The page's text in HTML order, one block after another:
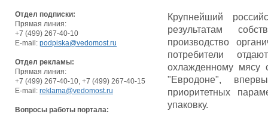
Отдел подписки:
Прямая линия:
+7 (499) 267-40-10
E-mail: podpiska@vedomost.ru
Отдел рекламы:
Прямая линия:
+7 (499) 267-40-10, +7 (499) 267-40-15
E-mail: reklama@vedomost.ru
Вопросы работы портала:
Крупнейший
результатам
производство
потребители
охлажденному мясу
"Евродоне",
приоритетных
упаковку.